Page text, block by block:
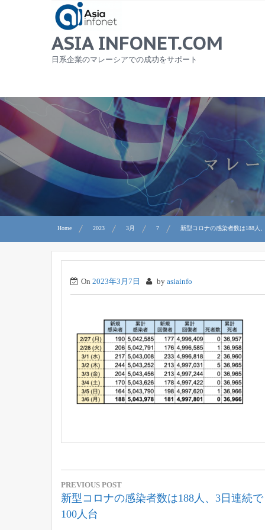
ASIA INFONET.COM
日系企業のマレーシアでの成功をサポート
Home 2023 3月 7 新型コロナの感染者数は188人
On 2023年3月7日 by asiainfo
投
稿
PREVIOUS POST
Previous
Post:
新型コロナの感染者数は188人、3日連続で
100人台